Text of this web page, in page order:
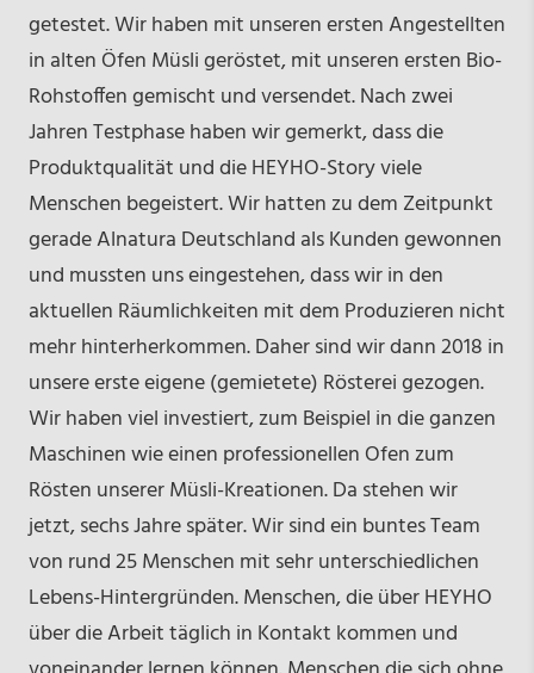
getestet. Wir haben mit unseren ersten Angestellten
in alten Öfen Müsli geröstet, mit unseren ersten Bio-
Rohstoffen gemischt und versendet. Nach zwei
Jahren Testphase haben wir gemerkt, dass die
Produktqualität und die HEYHO-Story viele
Menschen begeistert. Wir hatten zu dem Zeitpunkt
gerade Alnatura Deutschland als Kunden gewonnen
und mussten uns eingestehen, dass wir in den
aktuellen Räumlichkeiten mit dem Produzieren nicht
mehr hinterherkommen. Daher sind wir dann 2018 in
unsere erste eigene (gemietete) Rösterei gezogen.
Wir haben viel investiert, zum Beispiel in die ganzen
Maschinen wie einen professionellen Ofen zum
Rösten unserer Müsli-Kreationen. Da stehen wir
jetzt, sechs Jahre später. Wir sind ein buntes Team
von rund 25 Menschen mit sehr unterschiedlichen
Lebens-Hintergründen. Menschen, die über HEYHO
über die Arbeit täglich in Kontakt kommen und